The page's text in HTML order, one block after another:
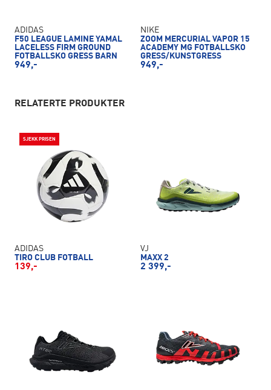
ADIDAS
F50 LEAGUE LAMINE YAMAL
LACELESS FIRM GROUND
FOTBALLSKO GRESS BARN
949,-
NIKE
ZOOM MERCURIAL VAPOR 15
ACADEMY MG FOTBALLSKO
GRESS/KUNSTGRESS
949,-
RELATERTE PRODUKTER
SJEKK PRISEN
ADIDAS
TIRO CLUB FOTBALL
139,-
VJ
MAXX 2
2 399,-